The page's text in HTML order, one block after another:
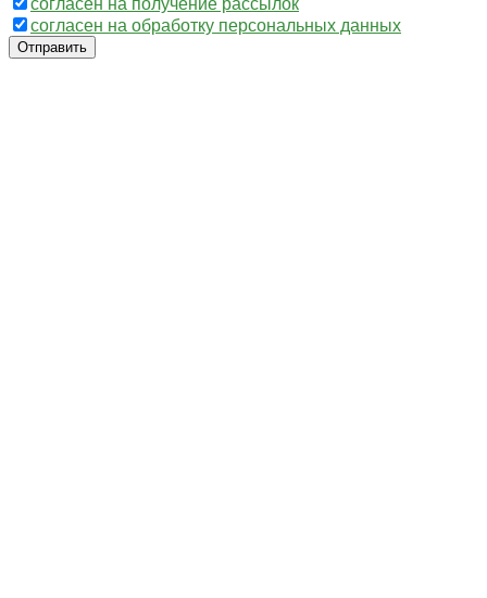
согласен на обработку персональных данных
Отправить